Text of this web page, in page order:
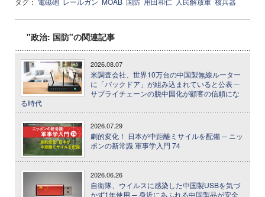
"政治: 国防"の関連記事
2026.08.07
米調査会社、世界10万台の中国製無線ルーター
に「バックドア」が組み込まれていると公表 ─
サプライチェーンの脱中国化が顧客の信頼にな
る時代
2026.07.29
劇的変化！ 日本が中距離ミサイルを配備 ─ ニッ
ポンの新常識 軍事学入門 74
2026.06.26
自衛隊、ウイルスに感染した中国製USBを気づ
かず1年使用 ─ 身近にあふれる中国製品が安全